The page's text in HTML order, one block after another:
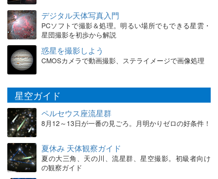
デジタル天体写真入門
PCソフトで撮影＆処理。明るい場所でもできる星雲・
星団撮影を初歩から解説
惑星を撮影しよう
CMOSカメラで動画撮影、ステライメージで画像処理
星空ガイド
ペルセウス座流星群
8月12～13日が一番の見ごろ。月明かりゼロの好条件！
夏休み 天体観察ガイド
夏の大三角、天の川、流星群、星空撮影。初級者向け
の観察ガイド